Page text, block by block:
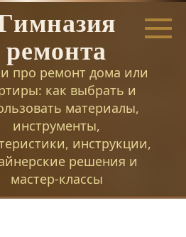
ремонта
про ремонт дома или
как выбрать и
материалы,
инструменты,
инструкции,
решения и
мастер-классы